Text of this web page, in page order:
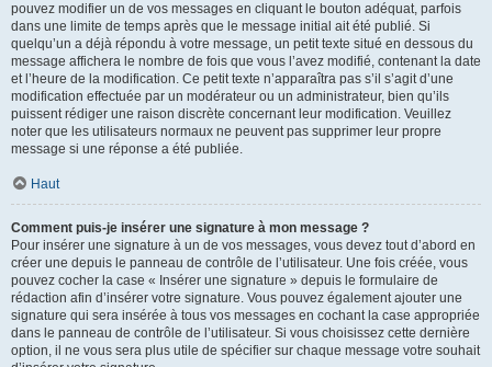
pouvez modifier un de vos messages en cliquant le bouton adéquat, parfois
dans une limite de temps après que le message initial ait été publié. Si
quelqu’un a déjà répondu à votre message, un petit texte situé en dessous du
message affichera le nombre de fois que vous l’avez modifié, contenant la date
et l’heure de la modification. Ce petit texte n’apparaîtra pas s’il s’agit d’une
modification effectuée par un modérateur ou un administrateur, bien qu’ils
puissent rédiger une raison discrète concernant leur modification. Veuillez
noter que les utilisateurs normaux ne peuvent pas supprimer leur propre
message si une réponse a été publiée.
Haut
Comment puis-je insérer une signature à mon message ?
Pour insérer une signature à un de vos messages, vous devez tout d’abord en
créer une depuis le panneau de contrôle de l’utilisateur. Une fois créée, vous
pouvez cocher la case « Insérer une signature » depuis le formulaire de
rédaction afin d’insérer votre signature. Vous pouvez également ajouter une
signature qui sera insérée à tous vos messages en cochant la case appropriée
dans le panneau de contrôle de l’utilisateur. Si vous choisissez cette dernière
option, il ne vous sera plus utile de spécifier sur chaque message votre souhait